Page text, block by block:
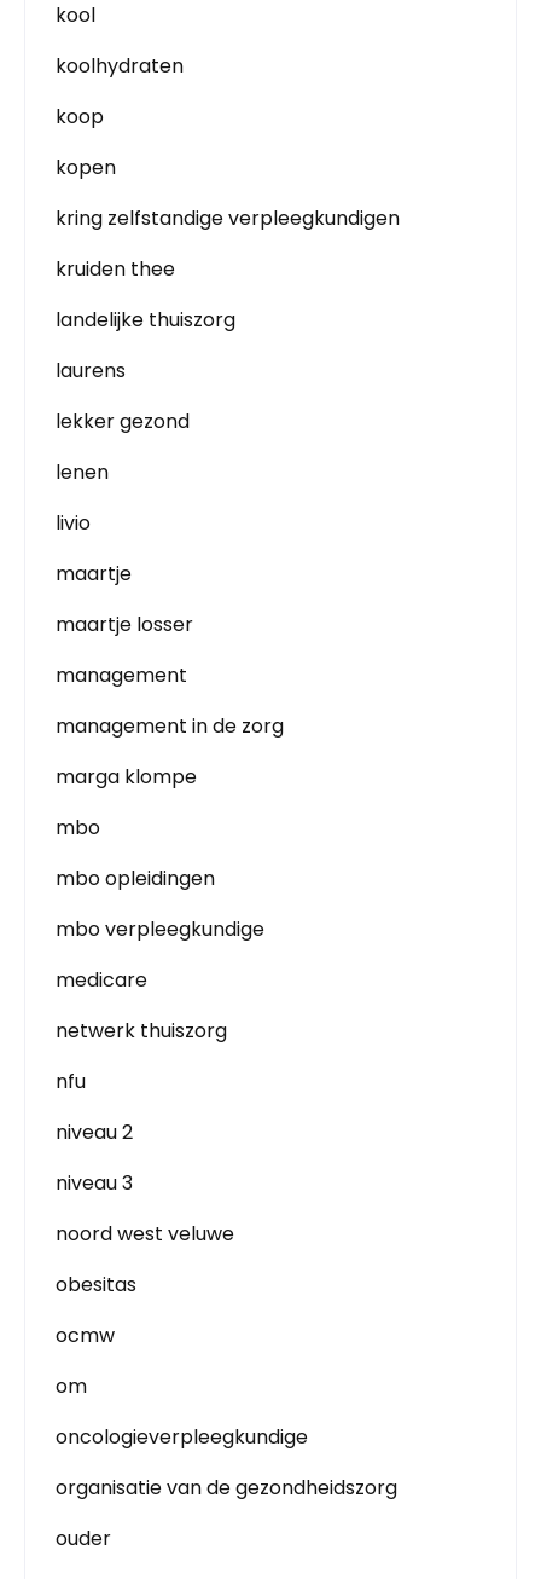
kool
koolhydraten
koop
kopen
kring zelfstandige verpleegkundigen
kruiden thee
landelijke thuiszorg
laurens
lekker gezond
lenen
livio
maartje
maartje losser
management
management in de zorg
marga klompe
mbo
mbo opleidingen
mbo verpleegkundige
medicare
netwerk thuiszorg
nfu
niveau 2
niveau 3
noord west veluwe
obesitas
ocmw
om
oncologieverpleegkundige
organisatie van de gezondheidszorg
ouder